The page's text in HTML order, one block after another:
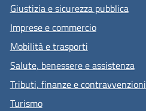
Giustizia e sicurezza pubblica
Imprese e commercio
Mobilità e trasporti
Salute, benessere e assistenza
Tributi, finanze e contravvenzioni
Turismo